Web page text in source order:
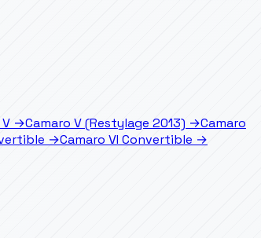
→Camaro V (Restylage 2013) →Camaro
→Camaro VI Convertible →